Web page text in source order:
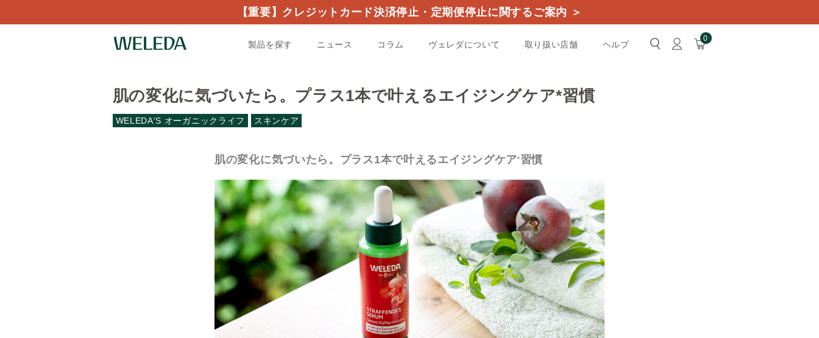
【重要】クレジットカード決済停止・定期便停止に関するご案内 ＞
0
製品を探す ニュース コラム ヴェレダについて 取り扱い店舗 ヘルプ
肌の変化に気づいたら。プラス1本で叶えるエイジングケア*習慣
WELEDA'S オーガニックライフ スキンケア
肌の変化に気づいたら。プラス1本で叶えるエイジングケア* 習慣